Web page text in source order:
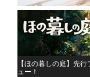
【ほの暮しの庭】先
ュー！